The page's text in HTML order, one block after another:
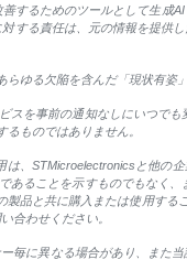
するためのツールとして生
する責任は、元の情報を提
ゆる欠陥を含んだ「現状有
を事前の通知なしにいつで
ものではありません。
、STMicroelectronicsと他
あることを示すものでもなく
品と共に購入または使用す
合わせください。
毎に異なる場合があり、ま